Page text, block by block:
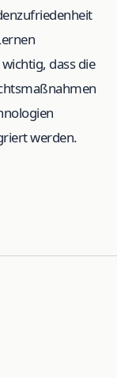
dass die
werden.